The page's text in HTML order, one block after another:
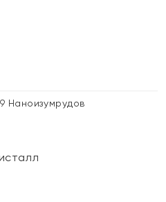
Наноизумрудов